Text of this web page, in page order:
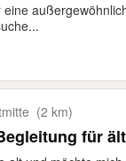
(2 km)
für